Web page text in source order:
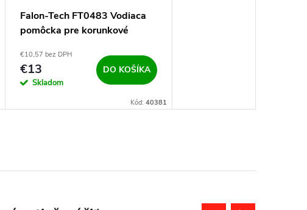
Falon-Tech FT0483 Vodiaca
pomôcka pre korunkové
€10,57 bez DPH
€13
Skladom
DO KOŠÍKA
Kód: 40381